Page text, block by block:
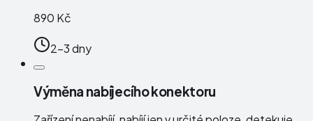
890 Kč
2-3 dny
Výměna nabíjecího konektoru